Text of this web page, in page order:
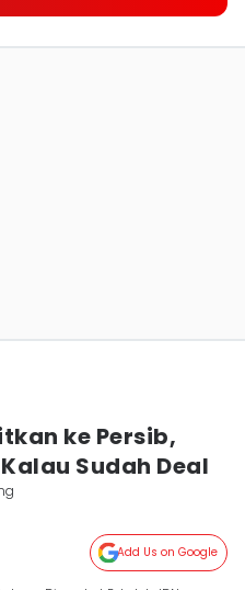
ke Persib,
Sudah Deal
Add Us on Google